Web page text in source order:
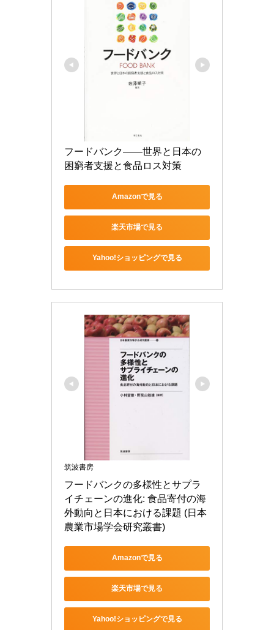
フードバンク――世界と日本の
困窮者支援と食品ロス対策
Amazonで見る
楽天市場で見る
Yahoo!ショッピングで見る
筑波書房
フードバンクの多様性とサプラ
イチェーンの進化: 食品寄付の海
外動向と日本における課題 (日本
農業市場学会研究叢書)
Amazonで見る
楽天市場で見る
Yahoo!ショッピングで見る